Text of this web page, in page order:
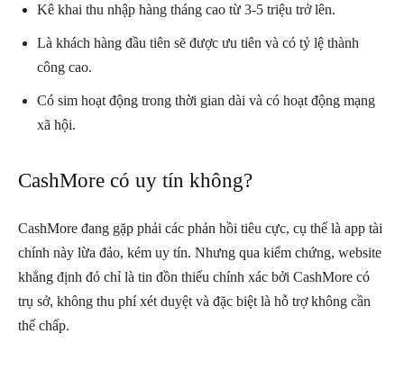
Kê khai thu nhập hàng tháng cao từ 3-5 triệu trở lên.
Là khách hàng đầu tiên sẽ được ưu tiên và có tỷ lệ thành
công cao.
Có sim hoạt động trong thời gian dài và có hoạt động mạng
xã hội.
CashMore có uy tín không?
CashMore đang gặp phải các phản hồi tiêu cực, cụ thể là app tài
chính này lừa đảo, kém uy tín. Nhưng qua kiểm chứng, website
khẳng định đó chỉ là tin đồn thiếu chính xác bởi CashMore có
trụ sở, không thu phí xét duyệt và đặc biệt là hỗ trợ không cần
thế chấp.